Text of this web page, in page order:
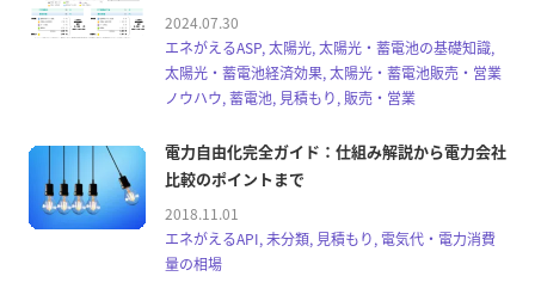
2024.07.30
エネがえるASP, 太陽光, 太陽光・蓄電池の基礎知識,
太陽光・蓄電池経済効果, 太陽光・蓄電池販売・営業
ノウハウ, 蓄電池, 見積もり, 販売・営業
電力自由化完全ガイド：仕組み解説から電力会社
比較のポイントまで
2018.11.01
エネがえるAPI, 未分類, 見積もり, 電気代・電力消費
量の相場